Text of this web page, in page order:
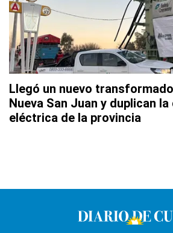
Llegó un nuevo
Nueva San Juan y duplican
eléctrica de la provincia